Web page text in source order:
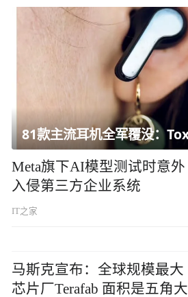
Meta旗下AI模型测试时意外
入侵第三方企业系统
IT之家
马斯克宣布：全球规模最大
芯片厂Terafab 面积是五角大